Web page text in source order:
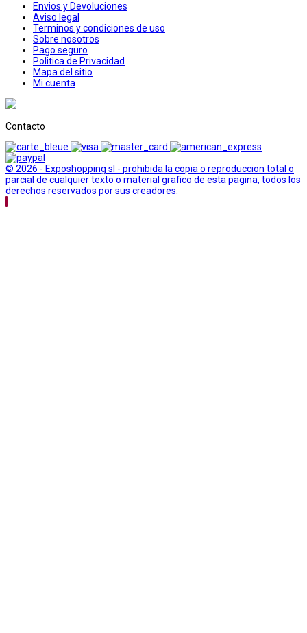
Envios y Devoluciones
Aviso legal
Terminos y condiciones de uso
Sobre nosotros
Pago seguro
Politica de Privacidad
Mapa del sitio
Mi cuenta
Contacto
© 2026 - Exposhopping sl - prohibida la copia o reproduccion total o
parcial de cualquier texto o material grafico de esta pagina, todos los
derechos reservados por sus creadores.